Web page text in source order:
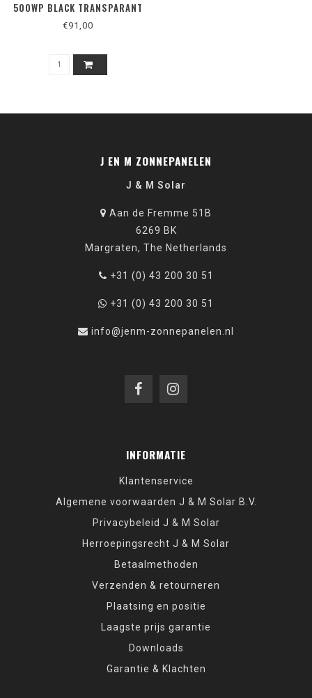
500WP BLACK TRANSPARANT
GLAS/GLAS
€91,00
J EN M ZONNEPANELEN
J & M Solar
Aan de Fremme 51B
6269 BK
Margraten, The Netherlands
+31 (0) 43 200 30 51
+31 (0) 43 200 30 51
info@jenm-zonnepanelen.nl
INFORMATIE
Klantenservice
Algemene voorwaarden J & M Solar B.V.
Privacybeleid J & M Solar
Herroepingsrecht J & M Solar
Betaalmethoden
Verzenden & retourneren
Plaatsing en positie
Laagste prijs garantie
Downloads
Garantie & Klachten